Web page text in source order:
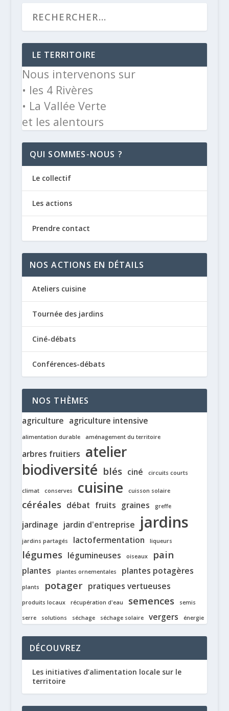
LE TERRITOIRE
Nous intervenons sur
• les 4 Rivères
• La Vallée Verte
et les alentours
QUI SOMMES-NOUS ?
Le collectif
Les actions
Prendre contact
NOS ACTIONS EN DÉTAILS
Ateliers cuisine
Tournée des jardins
Ciné-débats
Conférences-débats
NOS THÈMES
agriculture agriculture intensive
alimentation durable aménagement du territoire
arbres fruitiers atelier
biodiversité blés ciné circuits courts
climat conserves cuisine cuisson solaire
céréales débat fruits graines greffe
jardinage jardin d'entreprise jardins
jardins partagés lactofermentation liqueurs
légumes légumineuses oiseaux pain
plantes plantes ornementales plantes potagères
plants potager pratiques vertueuses
produits locaux récupération d'eau semences semis
serre solutions séchage séchage solaire vergers énergie
DÉCOUVREZ
Les initiatives d’alimentation locale sur le
territoire